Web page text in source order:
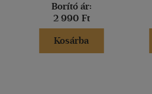
Borító ár:
2 990 Ft
Kosárba